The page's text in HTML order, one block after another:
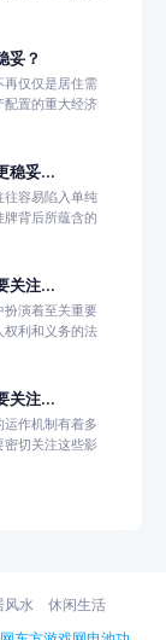
妥？
再仅仅是居住需
配置的重大经济
稳妥...
往容易陷入单纯
背后所蕴含的
关注...
扮演着至关重要
权利和义务的法
关注...
作机制有着多
密切关注这些影
风水 休闲生活